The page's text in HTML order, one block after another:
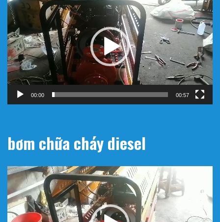
chơi
Video
00:00 00:57
bơm chữa cháy diesel
Trình
chơi
Video